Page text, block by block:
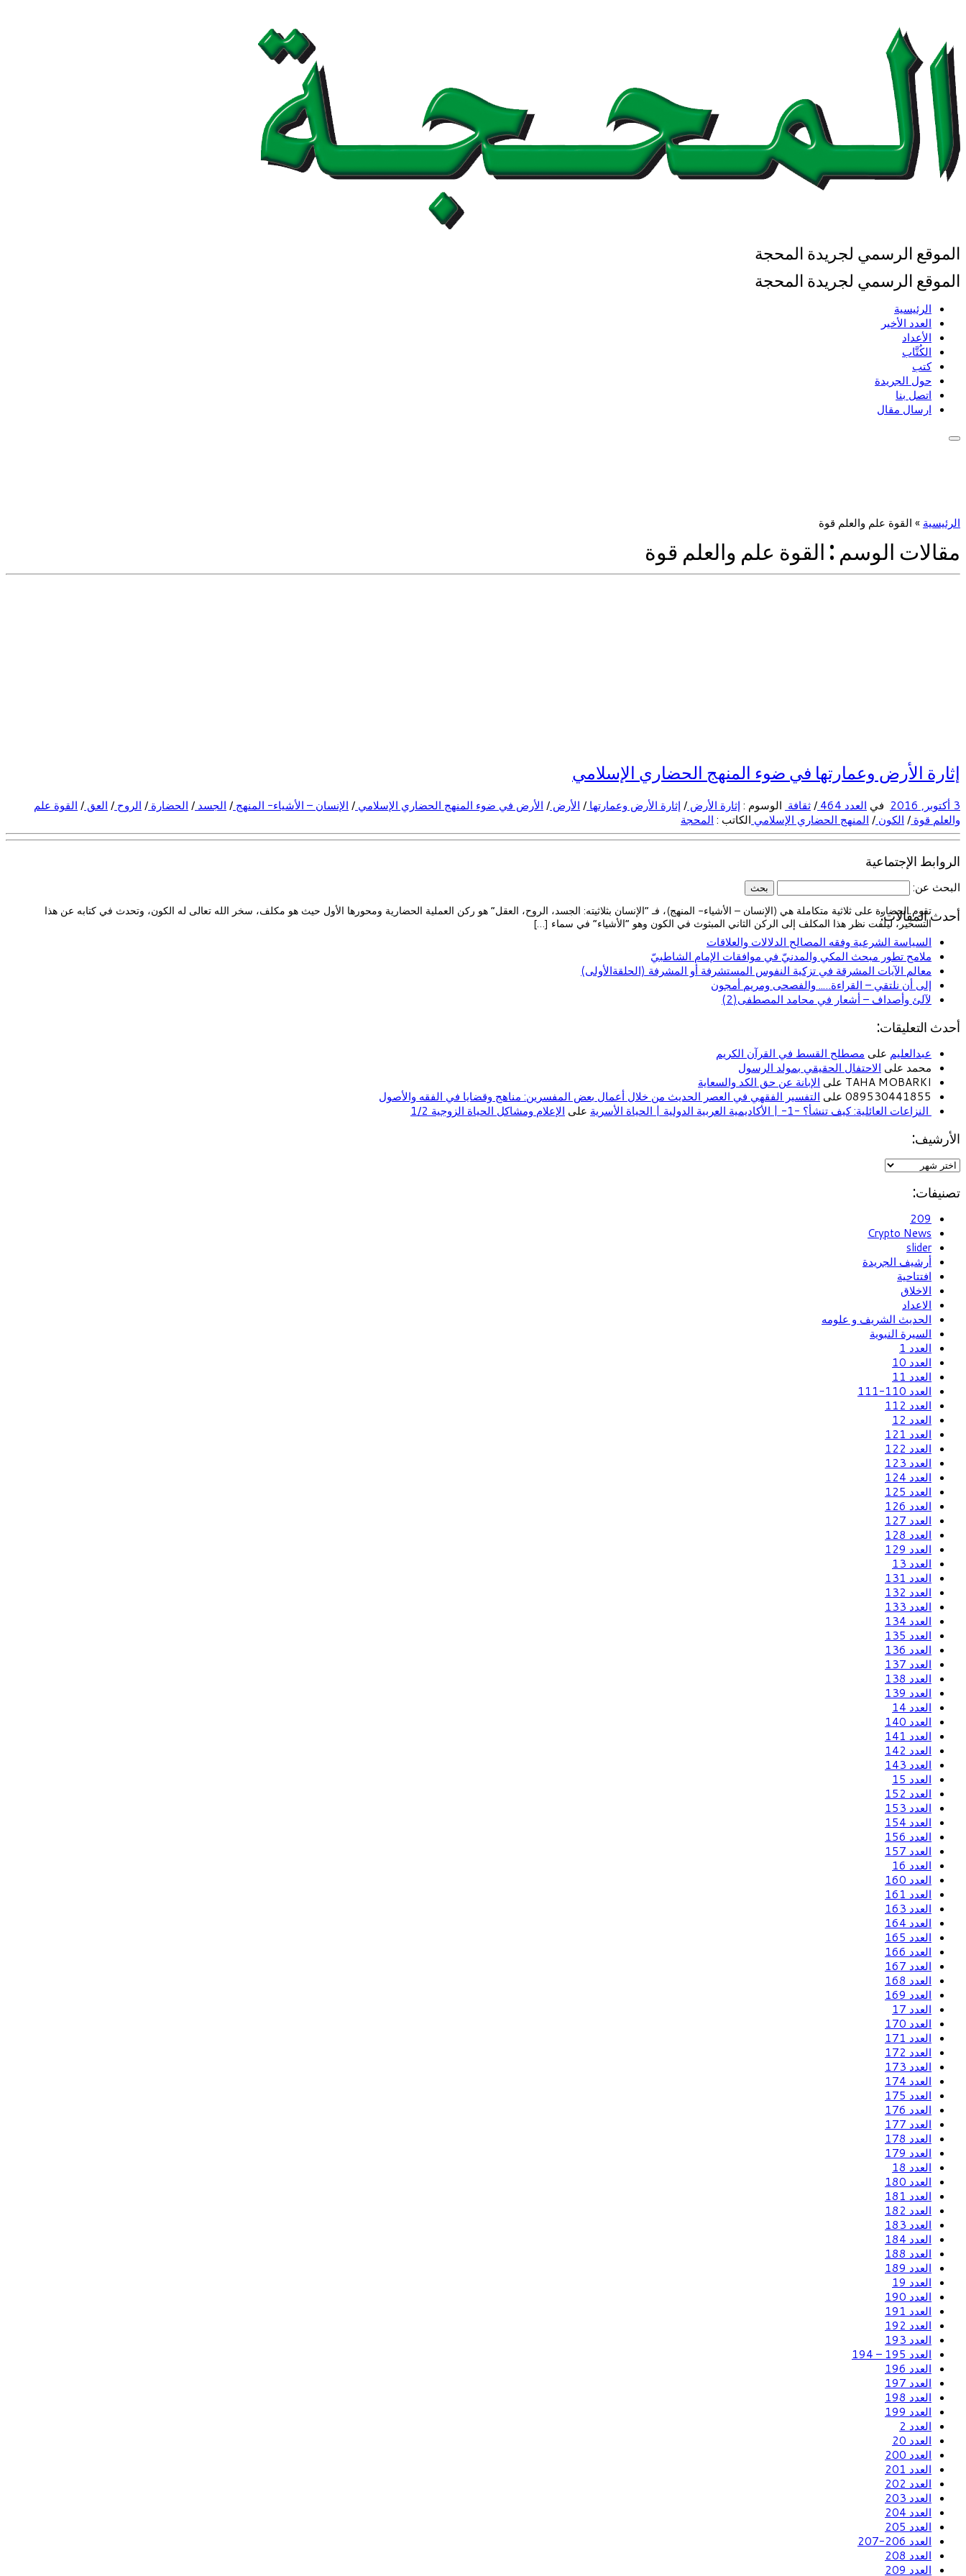
الموقع الرسمي لجريدة المحجة
الموقع الرسمي لجريدة المحجة
الرئيسية
العدد الأخير
الأعداد
الكُتَّاب
كتب
حول الجريدة
اتصل بنا
ارسال مقال
الرئيسية » القوة علم والعلم قوة
مقالات الوسم : القوة علم والعلم قوة
تقوم الحضارة على ثلاثية متكاملة هي (الإنسان – الأشياء- المنهج)، فـ “الإنسان بثلاثيته: الجسد، الروح، العقل” هو ركن العملية الحضارية ومحورها الأول حيث هو مكلف، سخر الله تعالى له الكون، وتحدث في كتابه عن هذا
التسخير، ليلفت نظر هذا المكلف إلى الركن الثاني المبثوث في الكون وهو “الأشياء” في سماء […]
إثارة الأرض وعمارتها في ضوء المنهج الحضاري الإسلامي
3 أكتوبر, 2016 في العدد 464 /ثقافة الوسوم : إثارة الأرض / إثارة الأرض وعمارتها / الأرض / الأرض في ضوء المنهج الحضاري الإسلامي / الإنسان – الأشياء- المنهج / الجسد / الحضارة / الروح / العق/ القوة علم
والعلم قوة / الكون / المنهج الحضاري الإسلامي الكاتب : المحجة
الروابط الإجتماعية
البحث عن:
أحدث المقالات:
السياسة الشرعية وفقه المصالح الدلالات والعلاقات
ملامح تطور مبحث المكي والمدنيّ في موافقات الإمام الشاطبيّ
معالم الآيات المشرقة في تزكية النفوس المستشرفة أو المشرفة (الحلقةالأولى)
إلى أن نلتقي – القراءة….. والفصحى ومريم أمجون
لآلئ وأصداف – أشعار في محامد المصطفى(2)
أحدث التعليقات:
عبدالعليم على مصطلح القسط في القرآن الكريم
محمد على الاحتفال الحقيقي بمولد الرسول
TAHA MOBARKI على
الإبانة عن حق الكد والسعاية
089530441855 على
التفسير الفقهي في العصر الحديث من خلال أعمال بعض المفسرين: مناهج وقضايا في الفقه والأصول
النزاعات العائلية: كيف تنشأ؟ -1- | الأكاديمية العربية الدولية | الحياة الأسرية
على الإعلام ومشاكل الحياة الزوجية 1/2
الأرشيف:
تصنيفات:
209
Crypto News
slider
أرشيف الجريدة
افتتاحية
الاخلاق
الاعداد
الحديث الشريف و علومه
السيرة النبوية
العدد 1
العدد 10
العدد 11
العدد 110-111
العدد 112
العدد 12
العدد 121
العدد 122
العدد 123
العدد 124
العدد 125
العدد 126
العدد 127
العدد 128
العدد 129
العدد 13
العدد 131
العدد 132
العدد 133
العدد 134
العدد 135
العدد 136
العدد 137
العدد 138
العدد 139
العدد 14
العدد 140
العدد 141
العدد 142
العدد 143
العدد 15
العدد 152
العدد 153
العدد 154
العدد 156
العدد 157
العدد 16
العدد 160
العدد 161
العدد 163
العدد 164
العدد 165
العدد 166
العدد 167
العدد 168
العدد 169
العدد 17
العدد 170
العدد 171
العدد 172
العدد 173
العدد 174
العدد 175
العدد 176
العدد 177
العدد 178
العدد 179
العدد 18
العدد 180
العدد 181
العدد 182
العدد 183
العدد 184
العدد 188
العدد 189
العدد 19
العدد 190
العدد 191
العدد 192
العدد 193
العدد 195 – 194
العدد 196
العدد 197
العدد 198
العدد 199
العدد 2
العدد 20
العدد 200
العدد 201
العدد 202
العدد 203
العدد 204
العدد 205
العدد 206-207
العدد 208
العدد 209